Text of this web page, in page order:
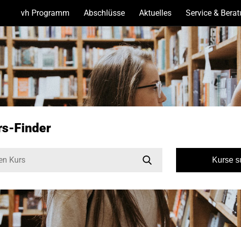
vh Programm (Unterseiten
anzeigen)
Abschlüsse(Unterseiten
anzeigen)
Aktuelles(Unterseiten
anzeigen)
Service &
Finder
Kurse